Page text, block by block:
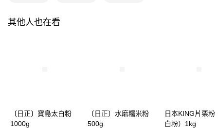
免運費
其他人也在看
〔日正〕寶島太白粉
1000g
〔日正〕水磨糯米粉
500g
日本KING片栗粉
白粉）1kg